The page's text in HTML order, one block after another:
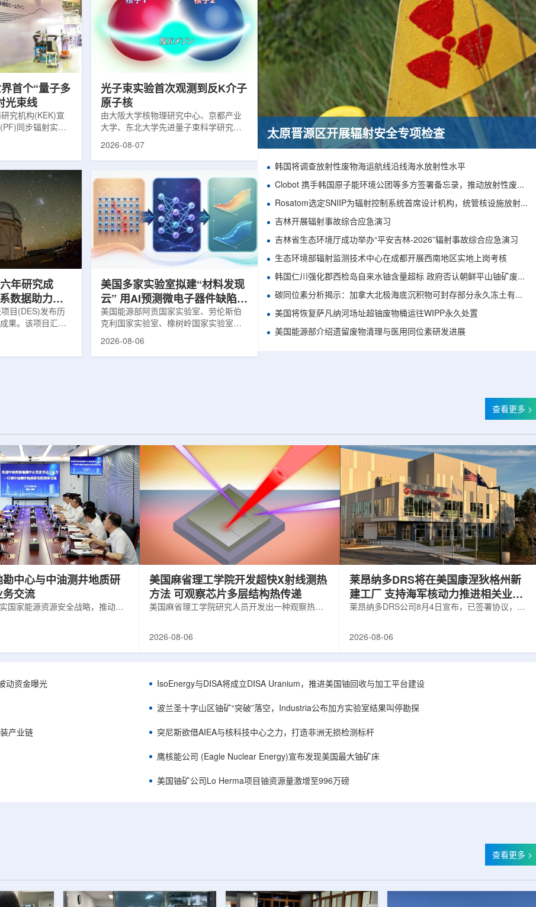
首个“量子多
光束线
究机构(KEK)宣
同步辐射实验
束的同步利用。据
由同步辐射学术
。该网络由大学
用、联合研究中
，定位为科研和
线的主要特点在
下同时使用硬X射
去需要分别开展的
光子束实验首次观测到反K介子
原子核
由大阪大学核物理研究中心、京都产业
大学、东北大学先进量子束科学研究中
台湾中央研究院和加拿大萨斯喀彻温大
LEPS2/Solenoid合作组，首次利用光子
束实验观测到含有反K介子的原子核。这
一成果为确认反K介子原子核的存在提供
了新的实验证据，也为理解高密度核物
质和中性子星内部结构提供了重要线
索。研究团队在日本兵库县大型同步辐
射设施SP...
2026-08-07
年研究成
数据助力约
目(DES)发布历
果。该项目汇总
于2013年至2019
美国多家实验室拟建“材料发现
云” 用AI预测微电子器件缺陷影
响
美国能源部阿贡国家实验室、劳伦斯伯
克利国家实验室、橡树岭国家实验室和
西北大学的研究人员正计划开发材料发
工...
2026-08-06
太原晋源区开展辐射安全专项检查
韩国将调查放射性废物海运航线沿线海水放射性水平
Clobot 携手韩国原子能环境公团等多方签署备忘录，推动放射性废物安全管理多机型机器人示范
Rosatom选定SNIIP为辐射控制系统首席设计机构，统管核设施放射仪表标准化与进口替代保障
吉林开展辐射事故综合应急演习
吉林省生态环境厅成功举办“平安吉林-2026”辐射事故综合应急演习
生态环境部辐射监测技术中心在成都开展西南地区实地上岗考核
韩国仁川强化郡西检岛自来水铀含量超标 政府否认朝鲜平山铀矿废水影响
碳同位素分析揭示：加拿大北极海底沉积物可封存部分永久冻土有机碳
美国将恢复萨凡纳河场址超铀废物桶运往WIPP永久处置
美国能源部介绍遗留废物清理与医用同位素研发进展
查看更多 >
勘中心与中油测井地质研
务交流
国家能源资源安全战略，推动油
展专项技术交流研讨。会上，中
装备、井下探测、岩石物理实
释、深井探测及多源地质数据解
系，并结合实战案例分享了含油
经验。王乐力介绍了西部中...
美国麻省理工学院开发超快X射线测热
方法 可观察芯片多层结构热传递
美国麻省理工学院研究人员开发出一种观察热量
寸不断缩小、功率密度持续提高，器件过热正成
在面对真实电子器件的多层结构时存在局限，例
如常用的时域热反射法难以区分不同材料层中的
热传输情况，红外成像等方法也难以在微小尺度
上捕捉快速变化。为解决这一问题...
2026-08-06
莱昂纳多DRS将在美国康涅狄格州新
建工厂 支持海军核动力推进相关业务
增长
莱昂纳多DRS公司8月4日宣布，已签署协议，将
并为公司在核能领域的后续增长提供空间和基础
尔德帕克里奇路120号，占地约14.1087万平方英
尺。工厂建成后，将整合目前分布在康涅狄格州
丹伯里和贝瑟尔三个地点的业务。该设施预计于
2027年初投入使用，若最终设计和租户装修工...
2026-08-06
动资金曝光
产业链
IsoEnergy与DISA将成立DISA Uranium，推进美国铀回收与加工平台建设
波兰圣十字山区铀矿“突破”落空，Industria公布加方实验室结果叫停勘探
突尼斯欲借AIEA与核科技中心之力，打造非洲无损检测标杆
鹰核能公司 (Eagle Nuclear Energy)宣布发现美国最大铀矿床
美国铀矿公司Lo Herma项目铀资源量激增至996万磅
查看更多 >